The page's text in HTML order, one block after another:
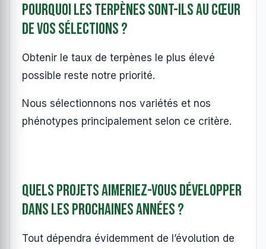
Pourquoi les terpènes sont-ils au cœur
de vos sélections ?
Obtenir le taux de terpènes le plus élevé
possible reste notre priorité.
Nous sélectionnons nos variétés et nos
phénotypes principalement selon ce critère.
Quels projets aimeriez-vous développer
dans les prochaines années ?
Tout dépendra évidemment de l’évolution de